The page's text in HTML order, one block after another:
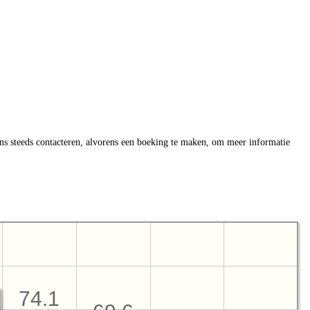
contacteren, alvorens een boeking te maken, om meer informatie